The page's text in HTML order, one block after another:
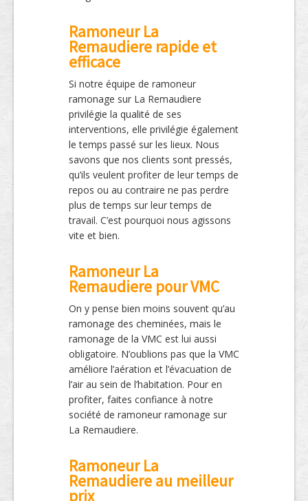
Ramoneur La
Remaudiere rapide et
efficace
Si notre équipe de ramoneur
ramonage sur La Remaudiere
privilégie la qualité de ses
interventions, elle privilégie également
le temps passé sur les lieux. Nous
savons que nos clients sont pressés,
qu’ils veulent profiter de leur temps de
repos ou au contraire ne pas perdre
plus de temps sur leur temps de
travail. C’est pourquoi nous agissons
vite et bien.
Ramoneur La
Remaudiere pour VMC
On y pense bien moins souvent qu’au
ramonage des cheminées, mais le
ramonage de la VMC est lui aussi
obligatoire. N’oublions pas que la VMC
améliore l’aération et l’évacuation de
l’air au sein de l’habitation. Pour en
profiter, faites confiance à notre
société de ramoneur ramonage sur
La Remaudiere.
Ramoneur La
Remaudiere au meilleur
prix